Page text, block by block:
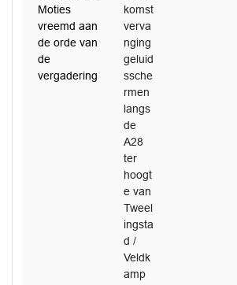
Moties
vreemd aan
de orde van
de
vergadering
komst
verva
nging
geluid
ssche
rmen
langs
de
A28
ter
hoogt
e van
Tweel
ingsta
d /
Veldk
amp